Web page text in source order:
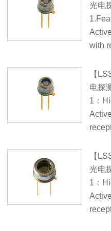
光电
with
【
电探
1：
【
光电
1：